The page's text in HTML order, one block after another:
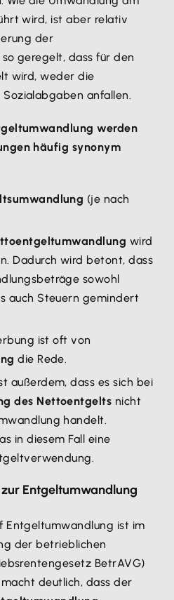
wird, ist aber relativ
der
geregelt, dass für den
wird, weder die
anfallen.
werden
häufig synonym
(je nach
wird
Dadurch wird betont, dass
sowohl
auch Steuern gemindert
ist oft von
die Rede.
außerdem, dass es sich bei
des Nettoentgelts nicht
handelt.
in diesem Fall eine
Entgeltumwandlung
Entgeltumwandlung ist im
der betrieblichen
BetrAVG)
deutlich, dass der